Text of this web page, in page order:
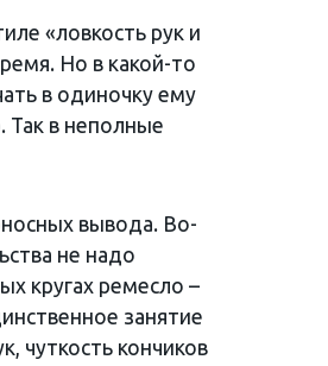
«ловкость рук и
Но в какой-то
в одиночку ему
Так в неполные
вывода. Во-
не надо
кругах ремесло –
занятие
чуткость кончиков